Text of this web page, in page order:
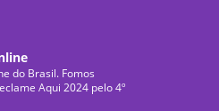
do Brasil. Fomos
Aqui 2024 pelo 4º